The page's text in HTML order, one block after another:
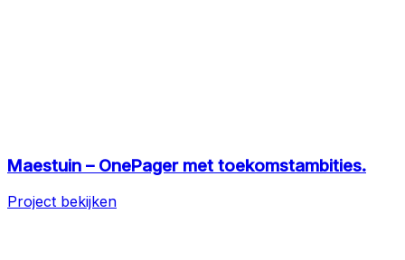
Maestuin – OnePager met toekomstambities.
Project bekijken